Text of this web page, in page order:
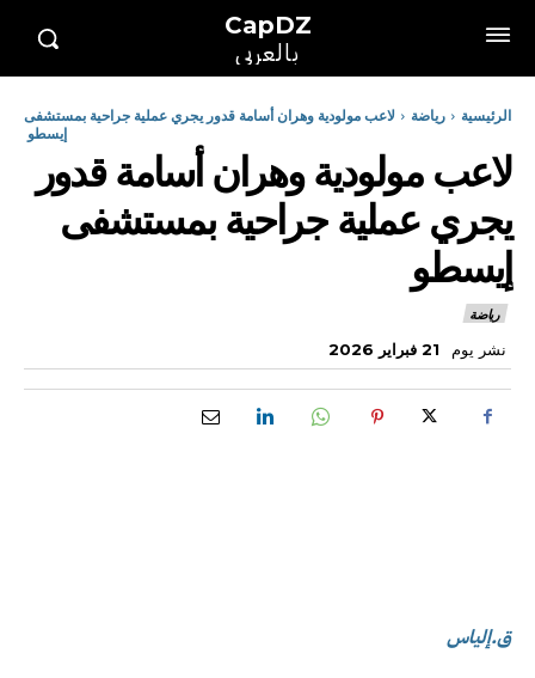
CapDZ
بالعربي
الرئيسية رياضة
لاعب مولودية وهران أسامة قدور يجري عملية جراحية بمستشفى
إيسطو
لاعب مولودية وهران أسامة قدور
يجري عملية جراحية بمستشفى
إيسطو
رياضة
نشر يوم 21 فبراير 2026
ق.إلياس